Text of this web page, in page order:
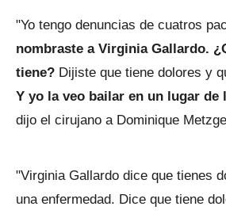
"Yo tengo denuncias de cuatros
nombraste a Virginia Gallardo.
tiene? Dijiste que tiene dolores y
Y yo la veo bailar en un lugar de
dijo el cirujano a Dominique
"Virginia Gallardo dice que tienes
una enfermedad. Dice que tiene